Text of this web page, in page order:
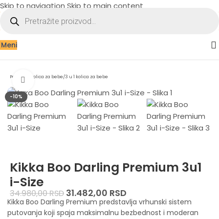
Skip to navigation Skip to main content
Meni
Početna Kolica za bebe/3 u 1 kolica za bebe
-10%
Zumiraj sliku
Kikka Boo Darling Premium 3u1
i-Size
34.980,00RSD 31.482,00 RSD
Kikka Boo Darling Premium predstavlja vrhunski sistem
putovanja koji spaja maksimalnu bezbednost i moderan